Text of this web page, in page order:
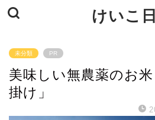
けいこ
未分類 PR
美味しい無農薬のお
掛け」